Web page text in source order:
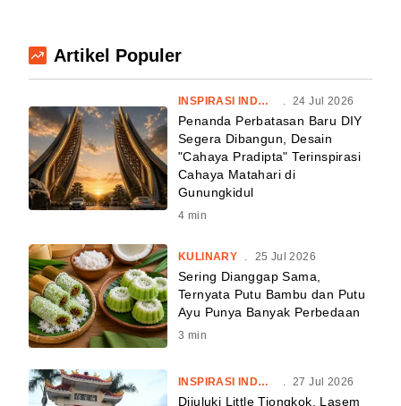
Artikel Populer
INSPIRASI INDONESIA 24 Jul 2026
Penanda Perbatasan Baru DIY
Segera Dibangun, Desain
"Cahaya Pradipta" Terinspirasi
Cahaya Matahari di
Gunungkidul
4 min
KULINARY 25 Jul 2026
Sering Dianggap Sama,
Ternyata Putu Bambu dan Putu
Ayu Punya Banyak Perbedaan
3 min
INSPIRASI INDONESIA . 27 Jul 2026
Dijuluki Little Tiongkok, Lasem